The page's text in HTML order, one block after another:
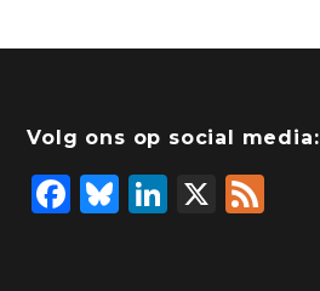
Volg ons op social media:
F
Bl
Li
X